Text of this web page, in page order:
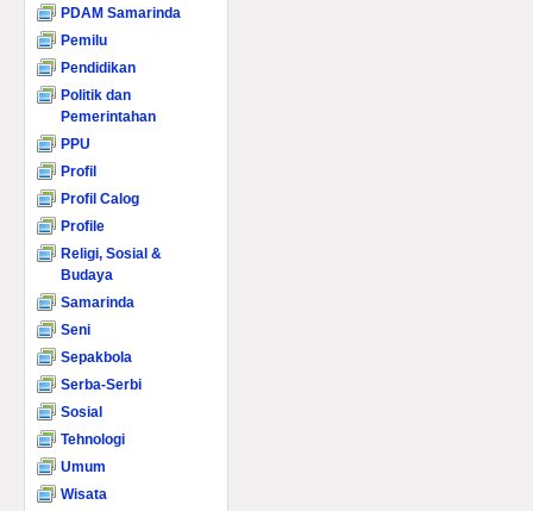
PDAM Samarinda
Pemilu
Pendidikan
Politik dan
Pemerintahan
PPU
Profil
Profil Calog
Profile
Religi, Sosial &
Budaya
Samarinda
Seni
Sepakbola
Serba-Serbi
Sosial
Tehnologi
Umum
Wisata